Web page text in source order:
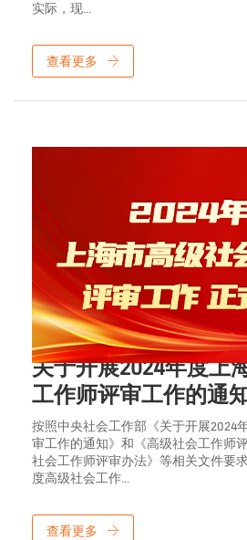
实际，现...
查看更多
2024年10月22日
关于开展2024年度上
工作师评审工作的通
按照中央社会工作部《关于开展2024
审工作的通知》和《高级社会工作师
社会工作师评审办法》等相关文件要
度高级社会工作...
查看更多